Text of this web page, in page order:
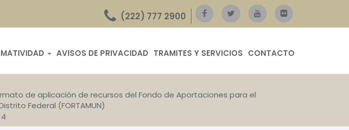
(222) 777 2900
AVISOS DE PRIVACIDAD TRAMITES Y SERVICIOS CONTACTO
de aplicación de recursos del Fondo de Aportaciones para el
Federal (FORTAMUN)